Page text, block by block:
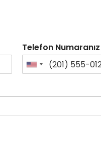
Telefon Numaranız